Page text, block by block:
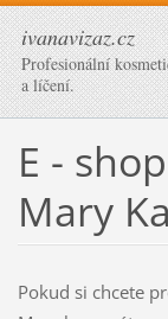
ivanavizaz.cz
Profesionální
a líčení.
E -
Mary
Pokud si chcete